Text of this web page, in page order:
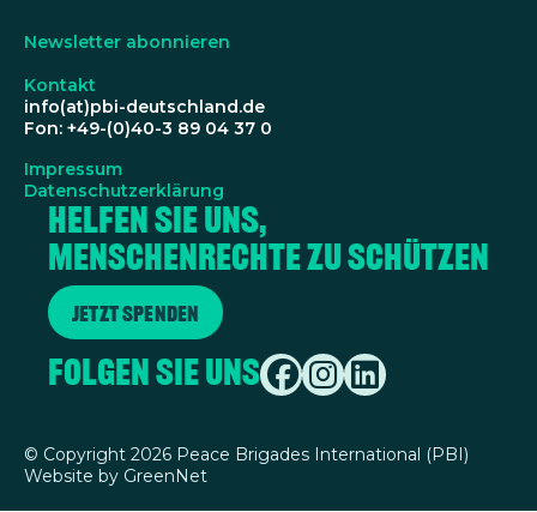
Newsletter abonnieren
Kontakt
info(at)pbi-deutschland.de
Fon: +49-(0)40-3 89 04 37 0
Impressum
Datenschutzerklärung
Helfen Sie uns,
Menschenrechte zu schützen
Jetzt spenden
Folgen Sie uns
© Copyright 2026 Peace Brigades International (PBI)
Website by GreenNet